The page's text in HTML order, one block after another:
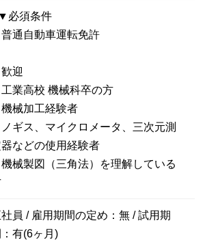
必須条件
普通自動車運転免許
迎
工業高校 機械科卒の方
機械加工経験者
ノギス、マイクロメータ、三次元測
器などの使用経験者
機械製図（三角法）を理解している
員 / 雇用期間の定め：無 / 試用期
：有(6ヶ月)